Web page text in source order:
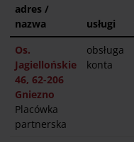
adres /
nazwa
usługi
Os.
Jagiellońskie
46, 62-206
Gniezno
Placówka
partnerska
obsługa
konta